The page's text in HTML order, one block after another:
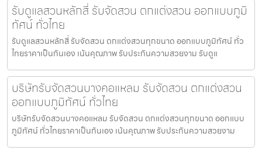
รับดูแลสวนหลักสี่ รับจัดสวน ตกแต่งสวน ออกแบบภูมิ
ทัศน์ ทั่วไทย
รับดูแลสวนหลักสี่ รับจัดสวน ตกแต่งสวนทุกขนาด ออกแบบภูมิทัศน์ ทั่ว
ไทยราคาเป็นกันเอง เน้นคุณภาพ รับประกันความสวยงาม รับดูแ
บริษัทรับจัดสวนบางคอแหลม รับจัดสวน ตกแต่งสวน
ออกแบบภูมิทัศน์ ทั่วไทย
บริษัทรับจัดสวนบางคอแหลม รับจัดสวน ตกแต่งสวนทุกขนาด ออกแบบ
ภูมิทัศน์ ทั่วไทยราคาเป็นกันเอง เน้นคุณภาพ รับประกันความสวยงาม